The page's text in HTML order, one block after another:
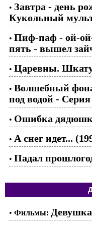
• Завтра - день
Кукольный
• Пиф-паф - ой-
пять - вышел
• Царевны.
• Волшебный
под водой - Серия
• Ошибка
• А снег идет...
• Падал
• Фильмы: Девушка